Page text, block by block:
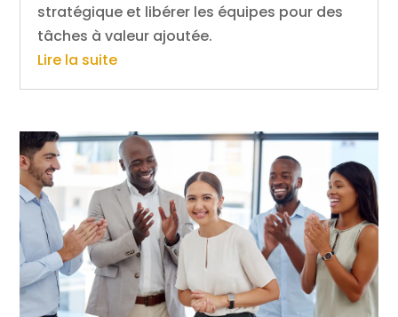
stratégique et libérer les équipes pour des
tâches à valeur ajoutée.
Lire la suite